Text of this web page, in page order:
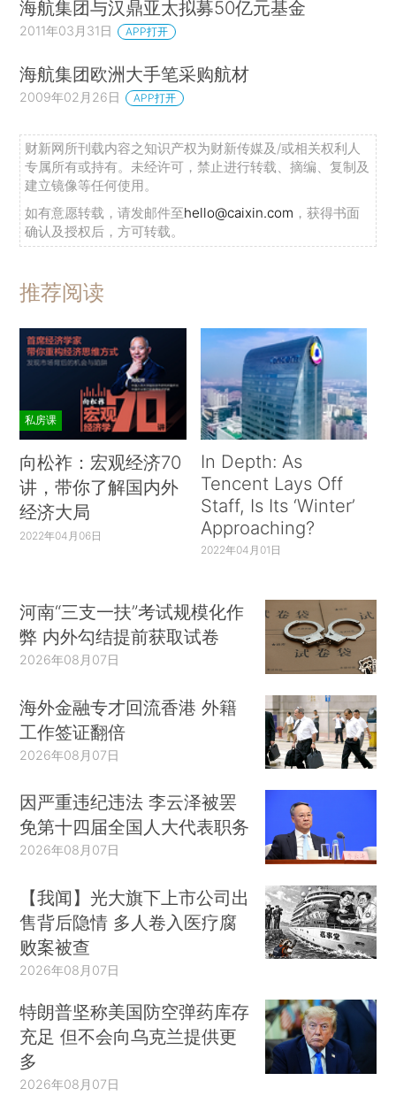
海航集团与汉鼎亚太拟募50亿元基金
2011年03月31日 APP打开
海航集团欧洲大手笔采购航材
2009年02月26日 APP打开
财新网所刊载内容之知识产权为财新传媒及/或相关权利人
专属所有或持有。未经许可，禁止进行转载、摘编、复制及
建立镜像等任何使用。
如有意愿转载，请发邮件至hello@caixin.com ，获得书面
确认及授权后，方可转载。
推荐阅读
私房课
向松祚：宏观经济70
讲，带你了解国内外
经济大局
2022年04月06日
In Depth: As
Tencent Lays Off
Staff, Is Its ‘Winter’
Approaching?
2022年04月01日
河南“三支一扶”考试规模化作
弊 内外勾结提前获取试卷
2026年08月07日
海外金融专才回流香港 外籍
工作签证翻倍
2026年08月07日
因严重违纪违法 李云泽被罢
免第十四届全国人大代表职务
2026年08月07日
【我闻】光大旗下上市公司出
售背后隐情 多人卷入医疗腐
败案被查
2026年08月07日
特朗普坚称美国防空弹药库存
充足 但不会向乌克兰提供更
多
2026年08月07日